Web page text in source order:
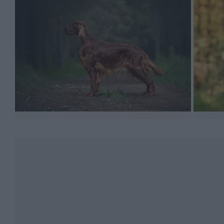
nowymi dźwiękami, sytuacjami, osobami i innymi
prawidłowych zachowań.
Opisując wychowanie setera, warto wspomnieć o
nawyków. Dalsze etapy szkolenia zależą od
rozpocząć dopiero po pełnym zakończeniu rozwoju,
W przypadku seterów równie duże znaczenie
pies z czarnym czy brązowym nosem wymaga